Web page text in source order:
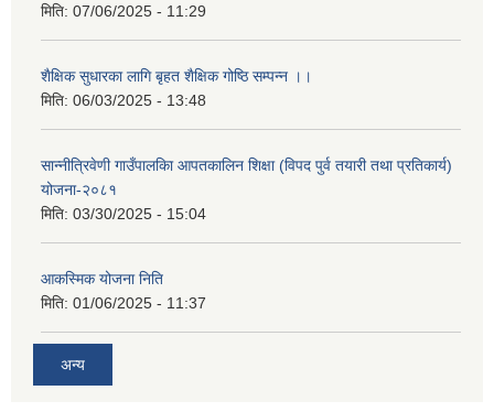
मिति: 07/06/2025 - 11:29
शैक्षिक सुधारका लागि बृहत शैक्षिक गोष्ठि सम्पन्न ।।
मिति: 06/03/2025 - 13:48
सान्नीत्रिवेणी गाउँपालकिा आपतकालिन शिक्षा (विपद पुर्व तयारी तथा प्रतिकार्य)
योजना-२०८१
मिति: 03/30/2025 - 15:04
आकस्मिक योजना निति
मिति: 01/06/2025 - 11:37
अन्य